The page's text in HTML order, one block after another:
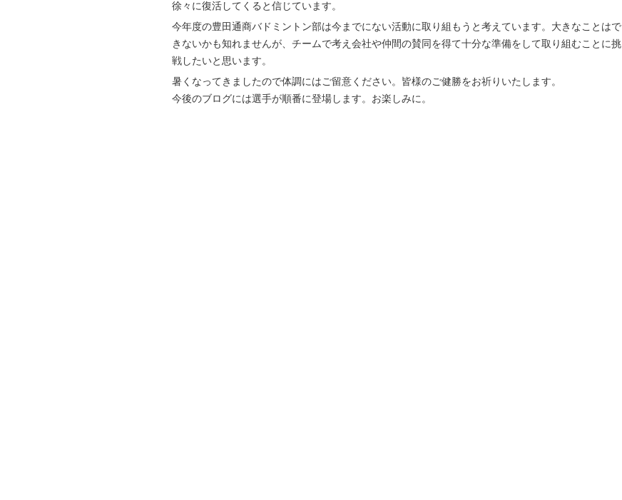
徐々に復活してくると信じています。
今年度の豊田通商バドミントン部は今までにない活動に取り組もうと考えています。大きなことはで
きないかも知れませんが、チームで考え会社や仲間の賛同を得て十分な準備をして取り組むことに挑
戦したいと思います。
暑くなってきましたので体調にはご留意ください。皆様のご健勝をお祈りいたします。
今後のブログには選手が順番に登場します。お楽しみに。